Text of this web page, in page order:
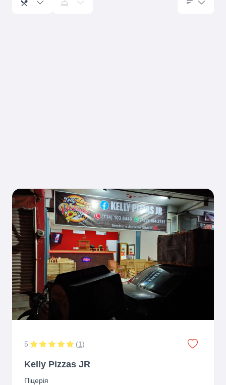
5 (1)
Kelly Pizzas JR
Піцерія